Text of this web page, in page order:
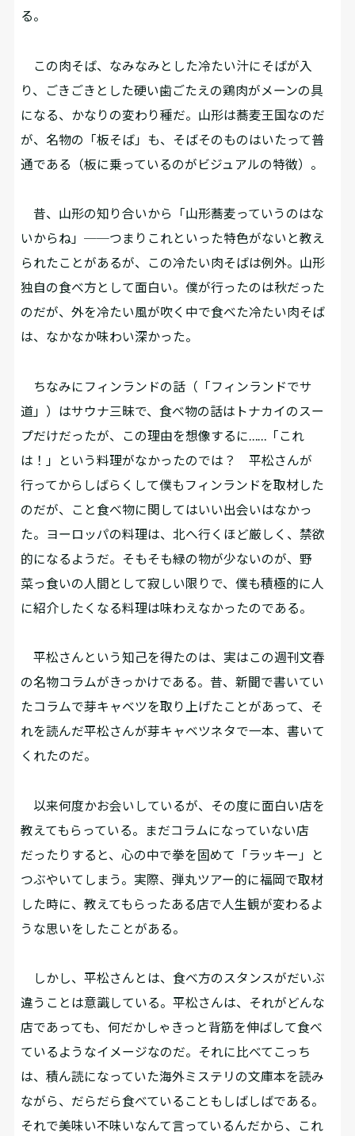
る。
この肉そば、なみなみとした冷たい汁にそばが入
り、ごきごきとした硬い歯ごたえの鶏肉がメーンの具
になる、かなりの変わり種だ。山形は蕎麦王国なのだ
が、名物の「板そば」も、そばそのものはいたって普
通である（板に乗っているのがビジュアルの特徴）。
昔、山形の知り合いから「山形蕎麦っていうのはな
いからね」──つまりこれといった特色がないと教え
られたことがあるが、この冷たい肉そばは例外。山形
独自の食べ方として面白い。僕が行ったのは秋だった
のだが、外を冷たい風が吹く中で食べた冷たい肉そば
は、なかなか味わい深かった。
ちなみにフィンランドの話（「フィンランドでサ
道」）はサウナ三昧で、食べ物の話はトナカイのスー
プだけだったが、この理由を想像するに……「これ
は！」という料理がなかったのでは？ 平松さんが
行ってからしばらくして僕もフィンランドを取材した
のだが、こと食べ物に関してはいい出会いはなかっ
た。ヨーロッパの料理は、北へ行くほど厳しく、禁欲
的になるようだ。そもそも緑の物が少ないのが、野
菜っ食いの人間として寂しい限りで、僕も積極的に人
に紹介したくなる料理は味わえなかったのである。
平松さんという知己を得たのは、実はこの週刊文春
の名物コラムがきっかけである。昔、新聞で書いてい
たコラムで芽キャベツを取り上げたことがあって、そ
れを読んだ平松さんが芽キャベツネタで一本、書いて
くれたのだ。
以来何度かお会いしているが、その度に面白い店を
教えてもらっている。まだコラムになっていない店
だったりすると、心の中で拳を固めて「ラッキー」と
つぶやいてしまう。実際、弾丸ツアー的に福岡で取材
した時に、教えてもらったある店で人生観が変わるよ
うな思いをしたことがある。
しかし、平松さんとは、食べ方のスタンスがだいぶ
違うことは意識している。平松さんは、それがどんな
店であっても、何だかしゃきっと背筋を伸ばして食べ
ているようなイメージなのだ。それに比べてこっち
は、積ん読になっていた海外ミステリの文庫本を読み
ながら、だらだら食べていることもしばしばである。
それで美味い不味いなんて言っているんだから、これ